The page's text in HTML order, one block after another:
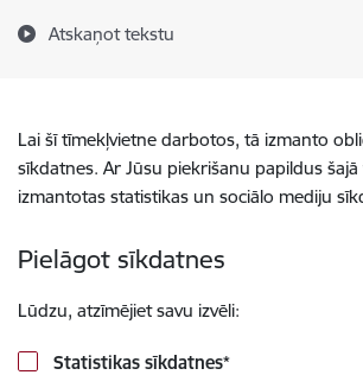
Atskaņot tekstu
Lai šī tīmekļvietne darbotos, tā izmanto
sīkdatnes. Ar Jūsu piekrišanu papildus
izmantotas statistikas un sociālo mediju
Pielāgot sīkdatnes
Lūdzu, atzīmējiet savu izvēli:
Statistikas sīkdatnes*